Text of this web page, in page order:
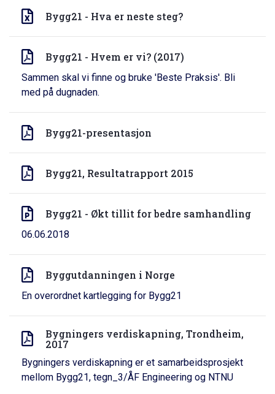
Bygg21 - Hva er neste steg?
Bygg21 - Hvem er vi? (2017)
Sammen skal vi finne og bruke 'Beste Praksis'. Bli
med på dugnaden.
Bygg21-presentasjon
Bygg21, Resultatrapport 2015
Bygg21 - Økt tillit for bedre samhandling
06.06.2018
Byggutdanningen i Norge
En overordnet kartlegging for Bygg21
Bygningers verdiskapning, Trondheim,
2017
Bygningers verdiskapning er et samarbeidsprosjekt
mellom Bygg21, tegn_3/ÅF Engineering og NTNU